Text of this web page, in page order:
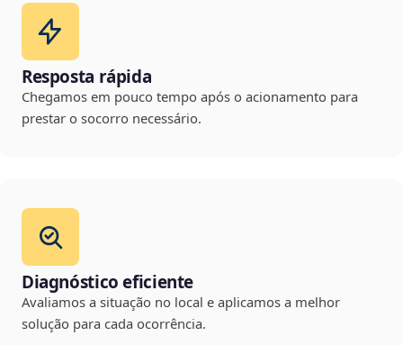
Resposta rápida
Chegamos em pouco tempo após o acionamento para
prestar o socorro necessário.
Diagnóstico eficiente
Avaliamos a situação no local e aplicamos a melhor
solução para cada ocorrência.